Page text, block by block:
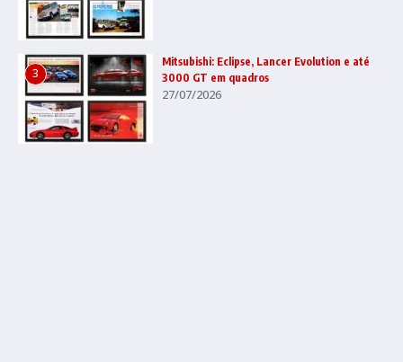
3
Mitsubishi: Eclipse, Lancer Evolution e até
3000 GT em quadros
27/07/2026